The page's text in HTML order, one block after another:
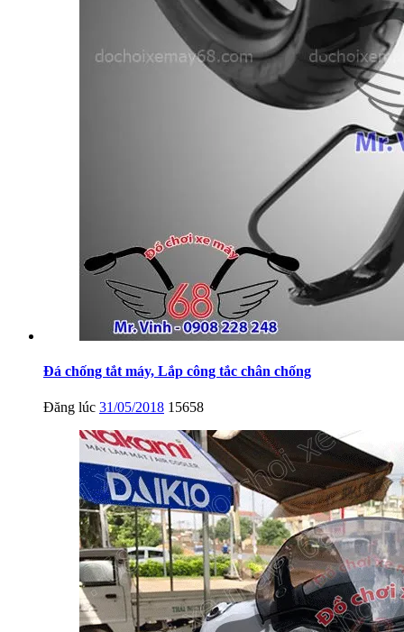
Đá chống tắt máy, Lắp công tắc chân chống
Đăng lúc 31/05/2018 15658